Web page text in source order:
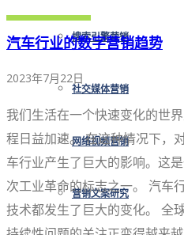
搜索引擎营销
社交媒体营销
网络视频营销
营销文案研究
汽车行业的数字营销趋势
2023年7月22日
我们生活在一个快速变化的世
程日益加速。 在这种情况下，
车行业产生了巨大的影响。这
次工业革命的标志之一。 汽车
技术都发生了巨大的变化。 全